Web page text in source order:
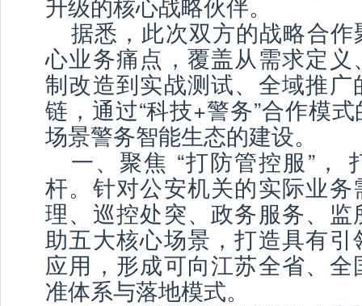
据悉，此次双方的战略合
心业务痛点，覆盖从需求定
制改造到实战测试、全域推
链，通过“科技+警务”合作模
场景警务智能生态的建设。
一、聚焦 “打防管控服”，
杆。针对公安机关的实际业
理、巡控处突、政务服务、
助五大核心场景，打造具有
应用，形成可向江苏全省、
准体系与落地模式。